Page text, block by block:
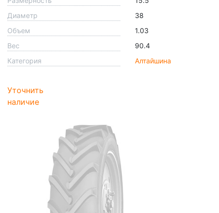
Диаметр
38
Объем
1.03
Вес
90.4
Категория
Алтайшина
Уточнить
наличие